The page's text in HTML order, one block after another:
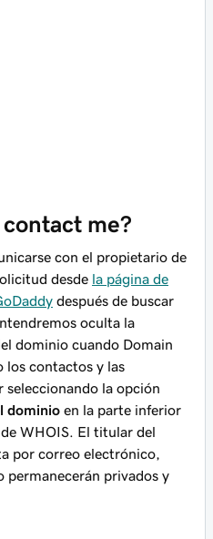
me?
con el propietario de
desde la página de
después de buscar
oculta la
dominio cuando Domain
los contactos y las
seleccionando la opción
dominio en la parte inferior
WHOIS. El titular del
por correo electrónico,
permanecerán privados y